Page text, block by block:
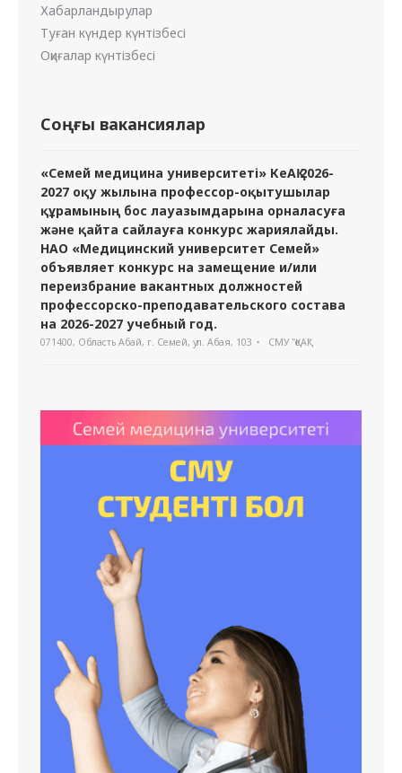
Хабарландырулар
Туған күндер күнтізбесі
Оқиғалар күнтізбесі
Соңғы вакансиялар
«Семей медицина университеті» КеАҚ 2026-
2027 оқу жылына профессор-оқытушылар
құрамының бос лауазымдарына орналасуға
және қайта сайлауға конкурс жариялайды.
НАО «Медицинский университет Семей»
объявляет конкурс на замещение и/или
переизбрание вакантных должностей
профессорско-преподавательского состава
на 2026-2027 учебный год.
071400, Область Абай, г. Семей, ул. Абая, 103 СМУ "ҚеАҚ"